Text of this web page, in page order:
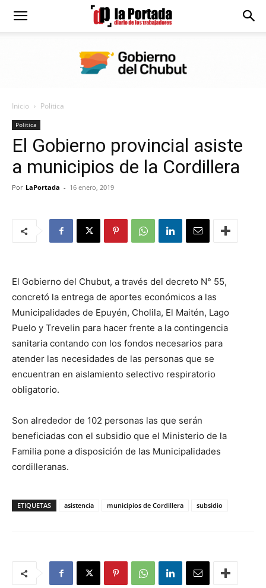
Diario
Portada
Inicio Politica
Politica
El Gobierno provincial asiste
a municipios de la Cordillera
Por LaPortada - 16 enero, 2019
El Gobierno del Chubut, a través del decreto N° 55,
concretó la entrega de aportes económicos a las
Municipalidades de Epuyén, Cholila, El Maitén, Lago
Puelo y Trevelin para hacer frente a la contingencia
sanitaria contando con los fondos necesarios para
atender las necesidades de las personas que se
encuentran en aislamiento selectivo respiratorio
obligatorio.
Son alrededor de 102 personas las que serán
beneficiadas con el subsidio que el Ministerio de la
Familia pone a disposición de las Municipalidades
cordilleranas.
ETIQUETAS asistencia municipios de Cordillera subsidio